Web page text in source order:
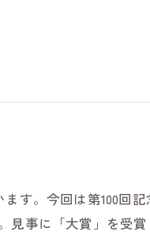
す。今回は第100回記
見事に「大賞」を受